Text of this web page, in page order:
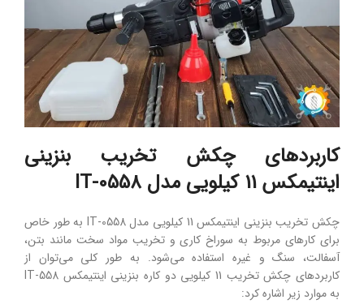
کاربردهای چکش تخریب بنزینی
اینتیمکس 11 کیلویی مدل IT-0558
چکش تخریب بنزینی اینتیمکس 11 کیلویی مدل IT-0558 به طور خاص
برای کارهای مربوط به سوراخ کاری و تخریب مواد سخت مانند بتن،
آسفالت، سنگ و غیره استفاده می‌شود. به طور کلی می‌توان از
کاربردهای چکش تخریب 11 کیلویی دو کاره بنزینی اینتیمکس IT-558
به موارد زیر اشاره کرد: